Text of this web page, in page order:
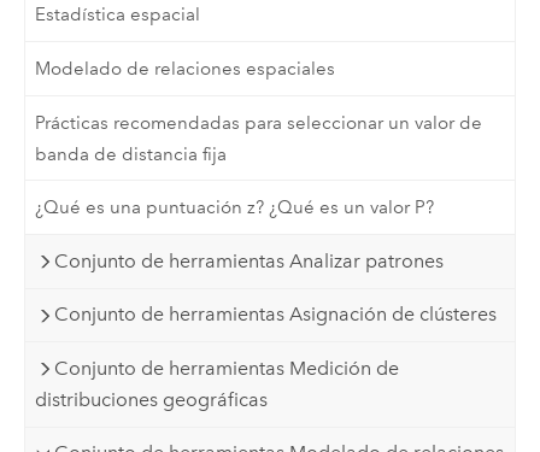
Estadística espacial
Modelado de relaciones espaciales
Prácticas recomendadas para seleccionar un valor de
banda de distancia fija
¿Qué es una puntuación z? ¿Qué es un valor P?
Conjunto de herramientas Analizar patrones
Conjunto de herramientas Asignación de clústeres
Conjunto de herramientas Medición de
distribuciones geográficas